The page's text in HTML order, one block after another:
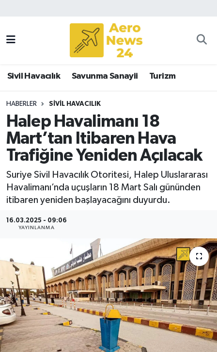
Sivil Havacılık Savunma Sanayii Turizm
HABERLER SIVIL HAVACILIK
Halep Havalimanı 18
Mart’tan Itibaren Hava
Trafiğine Yeniden Açılacak
Suriye Sivil Havacılık Otoritesi, Halep Uluslararası
Havalimanı’nda uçuşların 18 Mart Salı gününden
itibaren yeniden başlayacağını duyurdu.
16.03.2025 - 09:06
YAYINLANMA